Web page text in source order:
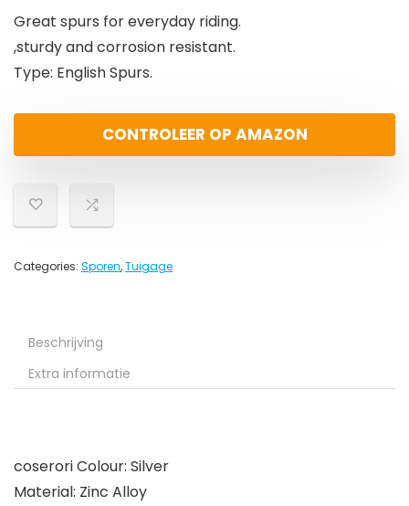
Great spurs for everyday riding.
,sturdy and corrosion resistant.
Type: English Spurs.
CONTROLEER OP AMAZON
Categories: Sporen,Tuigage
Beschrijving
Extra informatie
coserori Colour: Silver
Material: Zinc Alloy